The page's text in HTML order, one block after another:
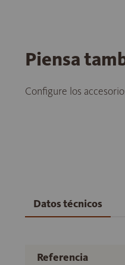
Piensa
Configure los
Datos técnicos
Referencia